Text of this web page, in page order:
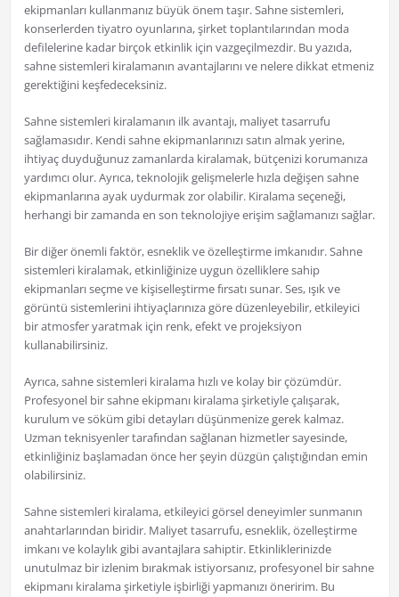
ekipmanları kullanmanız büyük önem taşır. Sahne sistemleri,
konserlerden tiyatro oyunlarına, şirket toplantılarından moda
defilelerine kadar birçok etkinlik için vazgeçilmezdir. Bu yazıda,
sahne sistemleri kiralamanın avantajlarını ve nelere dikkat etmeniz
gerektiğini keşfedeceksiniz.
Sahne sistemleri kiralamanın ilk avantajı, maliyet tasarrufu
sağlamasıdır. Kendi sahne ekipmanlarınızı satın almak yerine,
ihtiyaç duyduğunuz zamanlarda kiralamak, bütçenizi korumanıza
yardımcı olur. Ayrıca, teknolojik gelişmelerle hızla değişen sahne
ekipmanlarına ayak uydurmak zor olabilir. Kiralama seçeneği,
herhangi bir zamanda en son teknolojiye erişim sağlamanızı sağlar.
Bir diğer önemli faktör, esneklik ve özelleştirme imkanıdır. Sahne
sistemleri kiralamak, etkinliğinize uygun özelliklere sahip
ekipmanları seçme ve kişiselleştirme fırsatı sunar. Ses, ışık ve
görüntü sistemlerini ihtiyaçlarınıza göre düzenleyebilir, etkileyici
bir atmosfer yaratmak için renk, efekt ve projeksiyon
kullanabilirsiniz.
Ayrıca, sahne sistemleri kiralama hızlı ve kolay bir çözümdür.
Profesyonel bir sahne ekipmanı kiralama şirketiyle çalışarak,
kurulum ve söküm gibi detayları düşünmenize gerek kalmaz.
Uzman teknisyenler tarafından sağlanan hizmetler sayesinde,
etkinliğiniz başlamadan önce her şeyin düzgün çalıştığından emin
olabilirsiniz.
Sahne sistemleri kiralama, etkileyici görsel deneyimler sunmanın
anahtarlarından biridir. Maliyet tasarrufu, esneklik, özelleştirme
imkanı ve kolaylık gibi avantajlara sahiptir. Etkinliklerinizde
unutulmaz bir izlenim bırakmak istiyorsanız, profesyonel bir sahne
ekipmanı kiralama şirketiyle işbirliği yapmanızı öneririm. Bu